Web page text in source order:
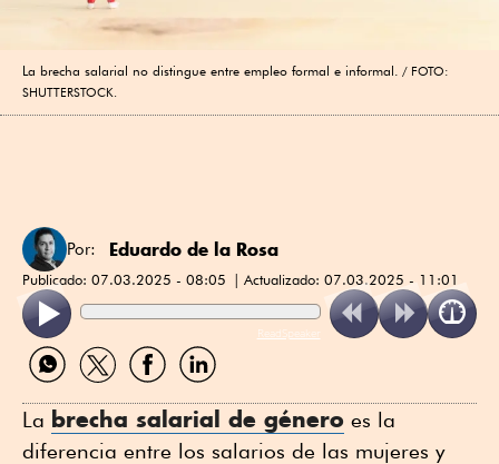
La brecha salarial no distingue entre empleo formal e informal.
FOTO:
SHUTTERSTOCK.
Por: Eduardo de la Rosa
Publicado: 07.03.2025 - 08:05 Actualizado: 07.03.2025 - 11:01
ReadSpeaker
Compartir
por
Compartir
por
Compartir
por
Compartir
por
La brecha salarial de género es la
diferencia entre los salarios de las mujeres y